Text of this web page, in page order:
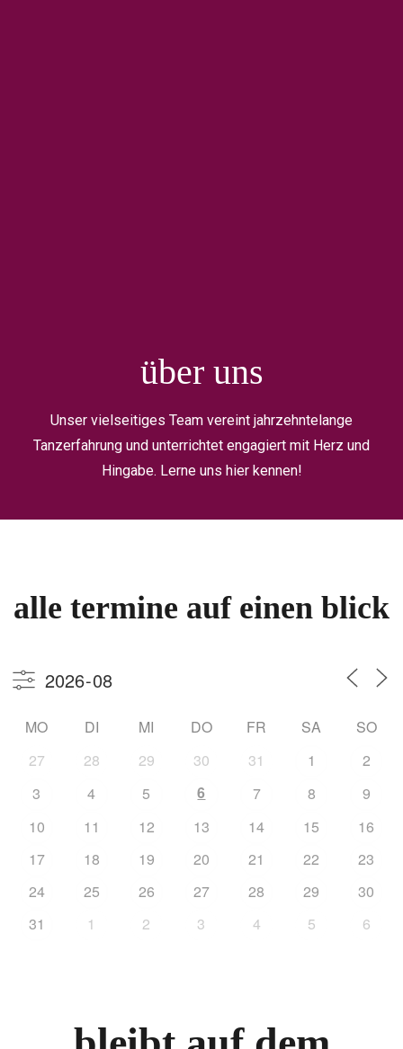
über uns
Unser vielseitiges Team vereint jahrzehntelange
Tanzerfahrung und unterrichtet engagiert mit Herz und
Hingabe. Lerne uns hier kennen!
alle termine auf einen blick
MO DI MI DO FR SA
SO
27
28 29 30 31 1
2
3
4 5 6 7 8
9
10
11 12 13 14 15
16
17
18 19 20 21 22
23
24
25 26 27 28 29
30
31
1 2 3 4 5 6